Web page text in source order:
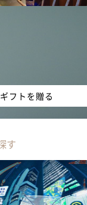
ギフトを贈る
す